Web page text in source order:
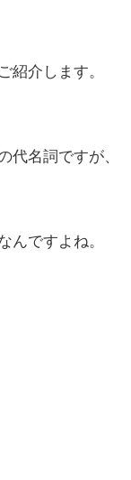
紹介します。
代名詞ですが、
んですよね。